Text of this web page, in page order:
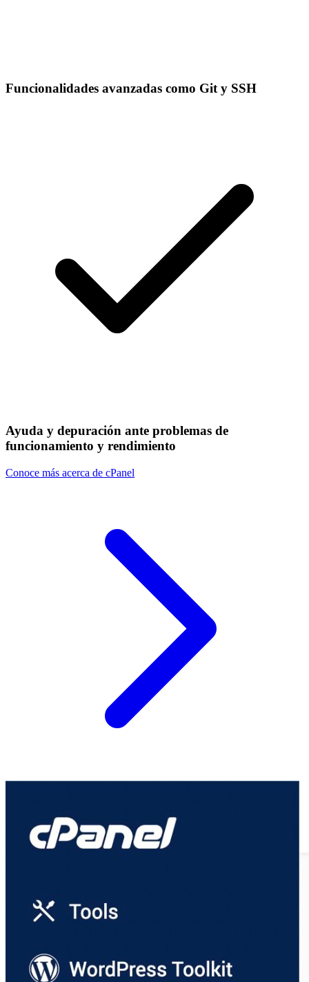
Funcionalidades avanzadas como Git y SSH
Ayuda y depuración ante problemas de
funcionamiento y rendimiento
Conoce más acerca de cPanel